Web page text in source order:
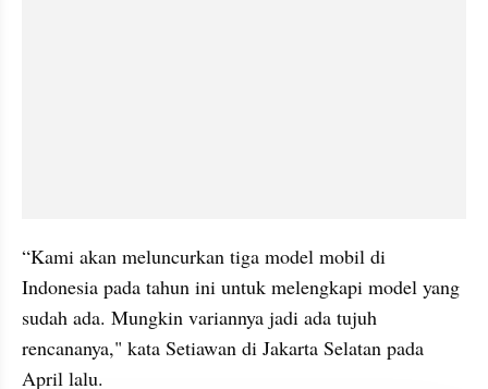
“Kami akan meluncurkan tiga model mobil di
Indonesia pada tahun ini untuk melengkapi model yang
sudah ada. Mungkin variannya jadi ada tujuh
rencananya," kata Setiawan di Jakarta Selatan pada
April lalu.